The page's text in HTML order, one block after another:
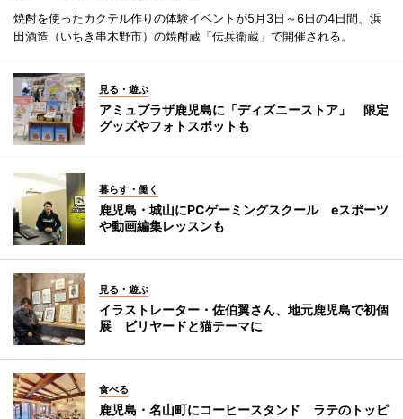
焼酎を使ったカクテル作りの体験イベントが5月3日～6日の4日間、浜
田酒造（いちき串木野市）の焼酎蔵「伝兵衛蔵」で開催される。
見る・遊ぶ
アミュプラザ鹿児島に「ディズニーストア」 限定
グッズやフォトスポットも
暮らす・働く
鹿児島・城山にPCゲーミングスクール eスポーツ
や動画編集レッスンも
見る・遊ぶ
イラストレーター・佐伯翼さん、地元鹿児島で初個
展 ビリヤードと猫テーマに
食べる
鹿児島・名山町にコーヒースタンド ラテのトッピ